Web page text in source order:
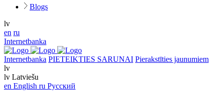
Blogs
lv
en ru
Internetbanka
Internetbanka PIETEIKTIES SARUNAI Pierakstīties jaunumiem
lv
lv Latviešu
en English ru Русский